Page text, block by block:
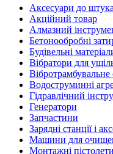
Аксесуари до
Акційний товар
Алмазний
Бетонообробні
Будівельні
Вібратори для
Водоструминні
Гідравлічний
Генератори
Запчастини
Зарядні станції і
Машини для
Монтажні пістолети